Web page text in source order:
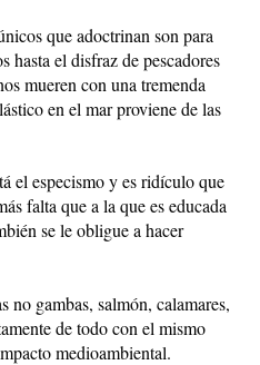
que adoctrinan son para
hasta el disfraz de pescadores
mueren con una tremenda
en el mar proviene de las
el especismo y es ridículo que
falta que a la que es educada
se le obligue a hacer
no gambas, salmón, calamares,
de todo con el mismo
medioambiental.